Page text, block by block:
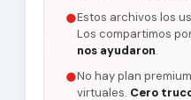
●Estos archivos los
Los compartimos
nos ayudaron.
●No hay plan
virtuales. Cero